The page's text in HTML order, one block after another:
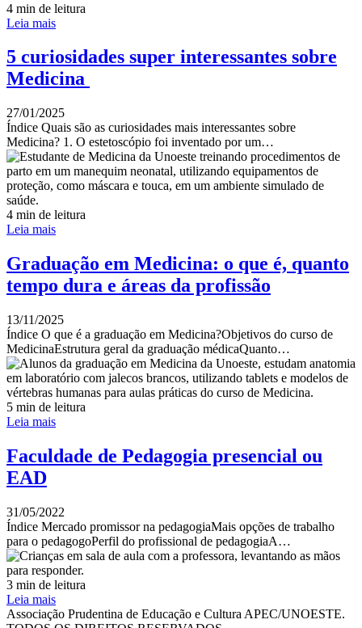
4 min de leitura
Leia mais
5 curiosidades super interessantes sobre
Medicina
27/01/2025
Índice Quais são as curiosidades mais interessantes sobre
Medicina? 1. O estetoscópio foi inventado por um…
4 min de leitura
Leia mais
Graduação em Medicina: o que é, quanto
tempo dura e áreas da profissão
13/11/2025
Índice O que é a graduação em Medicina?Objetivos do curso de
MedicinaEstrutura geral da graduação médicaQuanto…
5 min de leitura
Leia mais
Faculdade de Pedagogia presencial ou
EAD
31/05/2022
Índice Mercado promissor na pedagogiaMais opções de trabalho
para o pedagogoPerfil do profissional de pedagogiaA…
3 min de leitura
Leia mais
Associação Prudentina de Educação e Cultura APEC/UNOESTE.